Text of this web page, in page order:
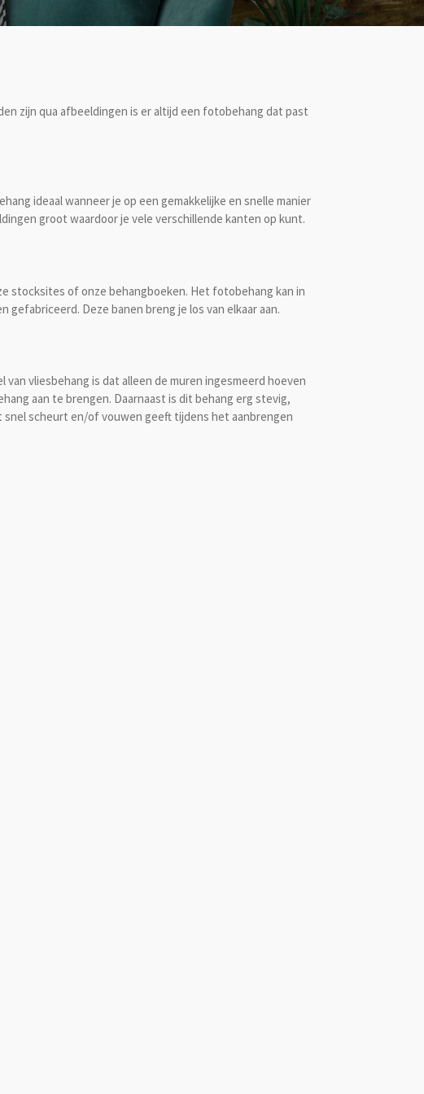
zijn qua afbeeldingen is er altijd een fotobehang dat past
ideaal wanneer je op een gemakkelijke en snelle manier
groot waardoor je vele verschillende kanten op kunt.
stocksites of onze behangboeken. Het fotobehang kan in
Deze banen breng je los van elkaar aan.
vliesbehang is dat alleen de muren ingesmeerd hoeven
aan te brengen. Daarnaast is dit behang erg stevig,
scheurt en/of vouwen geeft tijdens het aanbrengen